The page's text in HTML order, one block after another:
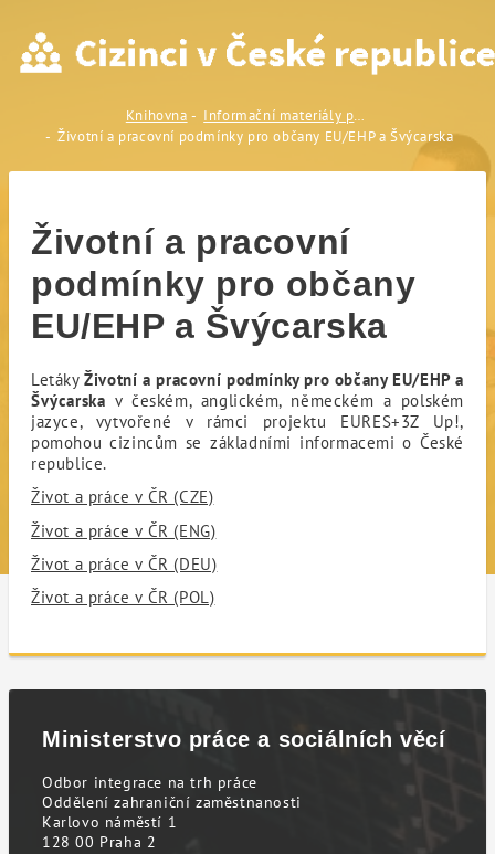
Životní a pracovní
Knihovna
Informační materiály pro cizince
Životní a pracovní podmínky pro občany EU/EHP a Švýcarska
Životní a pracovní
podmínky pro občany
EU/EHP a Švýcarska
LetákyŽivotní a pracovní podmínky pro občany EU/EHP a
Švýcarska v českém, anglickém, německém a polském
jazyce, vytvořené v rámci projektu EURES+3Z Up!,
pomohou cizincům se základními informacemi o České
republice.
Život a práce v ČR (CZE)
Život a práce v ČR (ENG)
Život a práce v ČR (DEU)
Život a práce v ČR (POL)
Ministerstvo práce a sociálních věcí
Odbor integrace na trh práce
Oddělení zahraniční zaměstnanosti
Karlovo náměstí 1
128 00 Praha 2